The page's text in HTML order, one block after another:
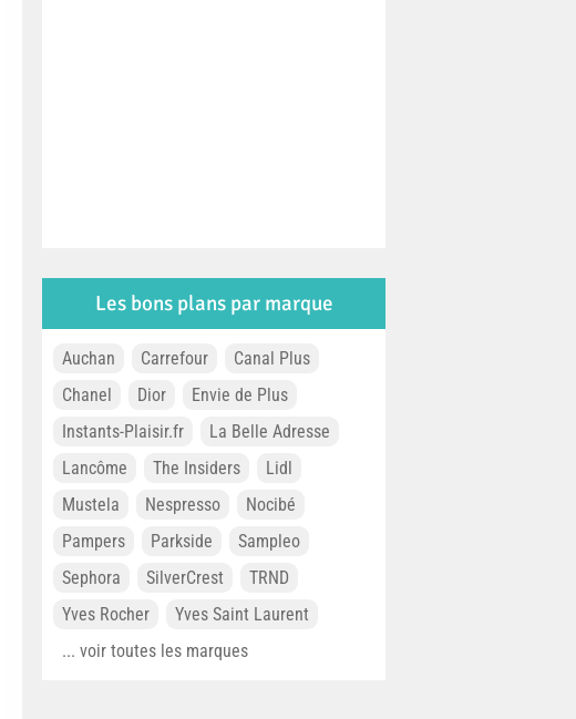
Les bons plans par marque
Auchan Carrefour
Canal Plus
Chanel
Dior
Envie de Plus
Instants-Plaisir.fr
La Belle Adresse
Lancôme
The Insiders
Lidl
Mustela
Nespresso
Nocibé
Pampers
Parkside
Sampleo
Sephora
SilverCrest
TRND
Yves Rocher
Yves Saint Laurent
... voir toutes les marques